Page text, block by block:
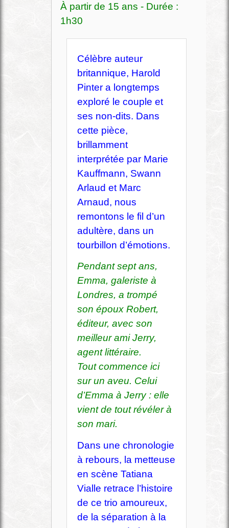
À partir de 15 ans - Durée :
1h30
Célèbre auteur
britannique, Harold
Pinter a longtemps
exploré le couple et
ses non-dits. Dans
cette pièce,
brillamment
interprétée par Marie
Kauffmann, Swann
Arlaud et Marc
Arnaud, nous
remontons le fil d’un
adultère, dans un
tourbillon d’émotions.
Pendant sept ans,
Emma, galeriste à
Londres, a trompé
son époux Robert,
éditeur, avec son
meilleur ami Jerry,
agent littéraire.
Tout commence ici
sur un aveu. Celui
d’Emma à Jerry : elle
vient de tout révéler à
son mari.
Dans une chronologie
à rebours, la metteuse
en scène Tatiana
Vialle retrace l’histoire
de ce trio amoureux,
de la séparation à la